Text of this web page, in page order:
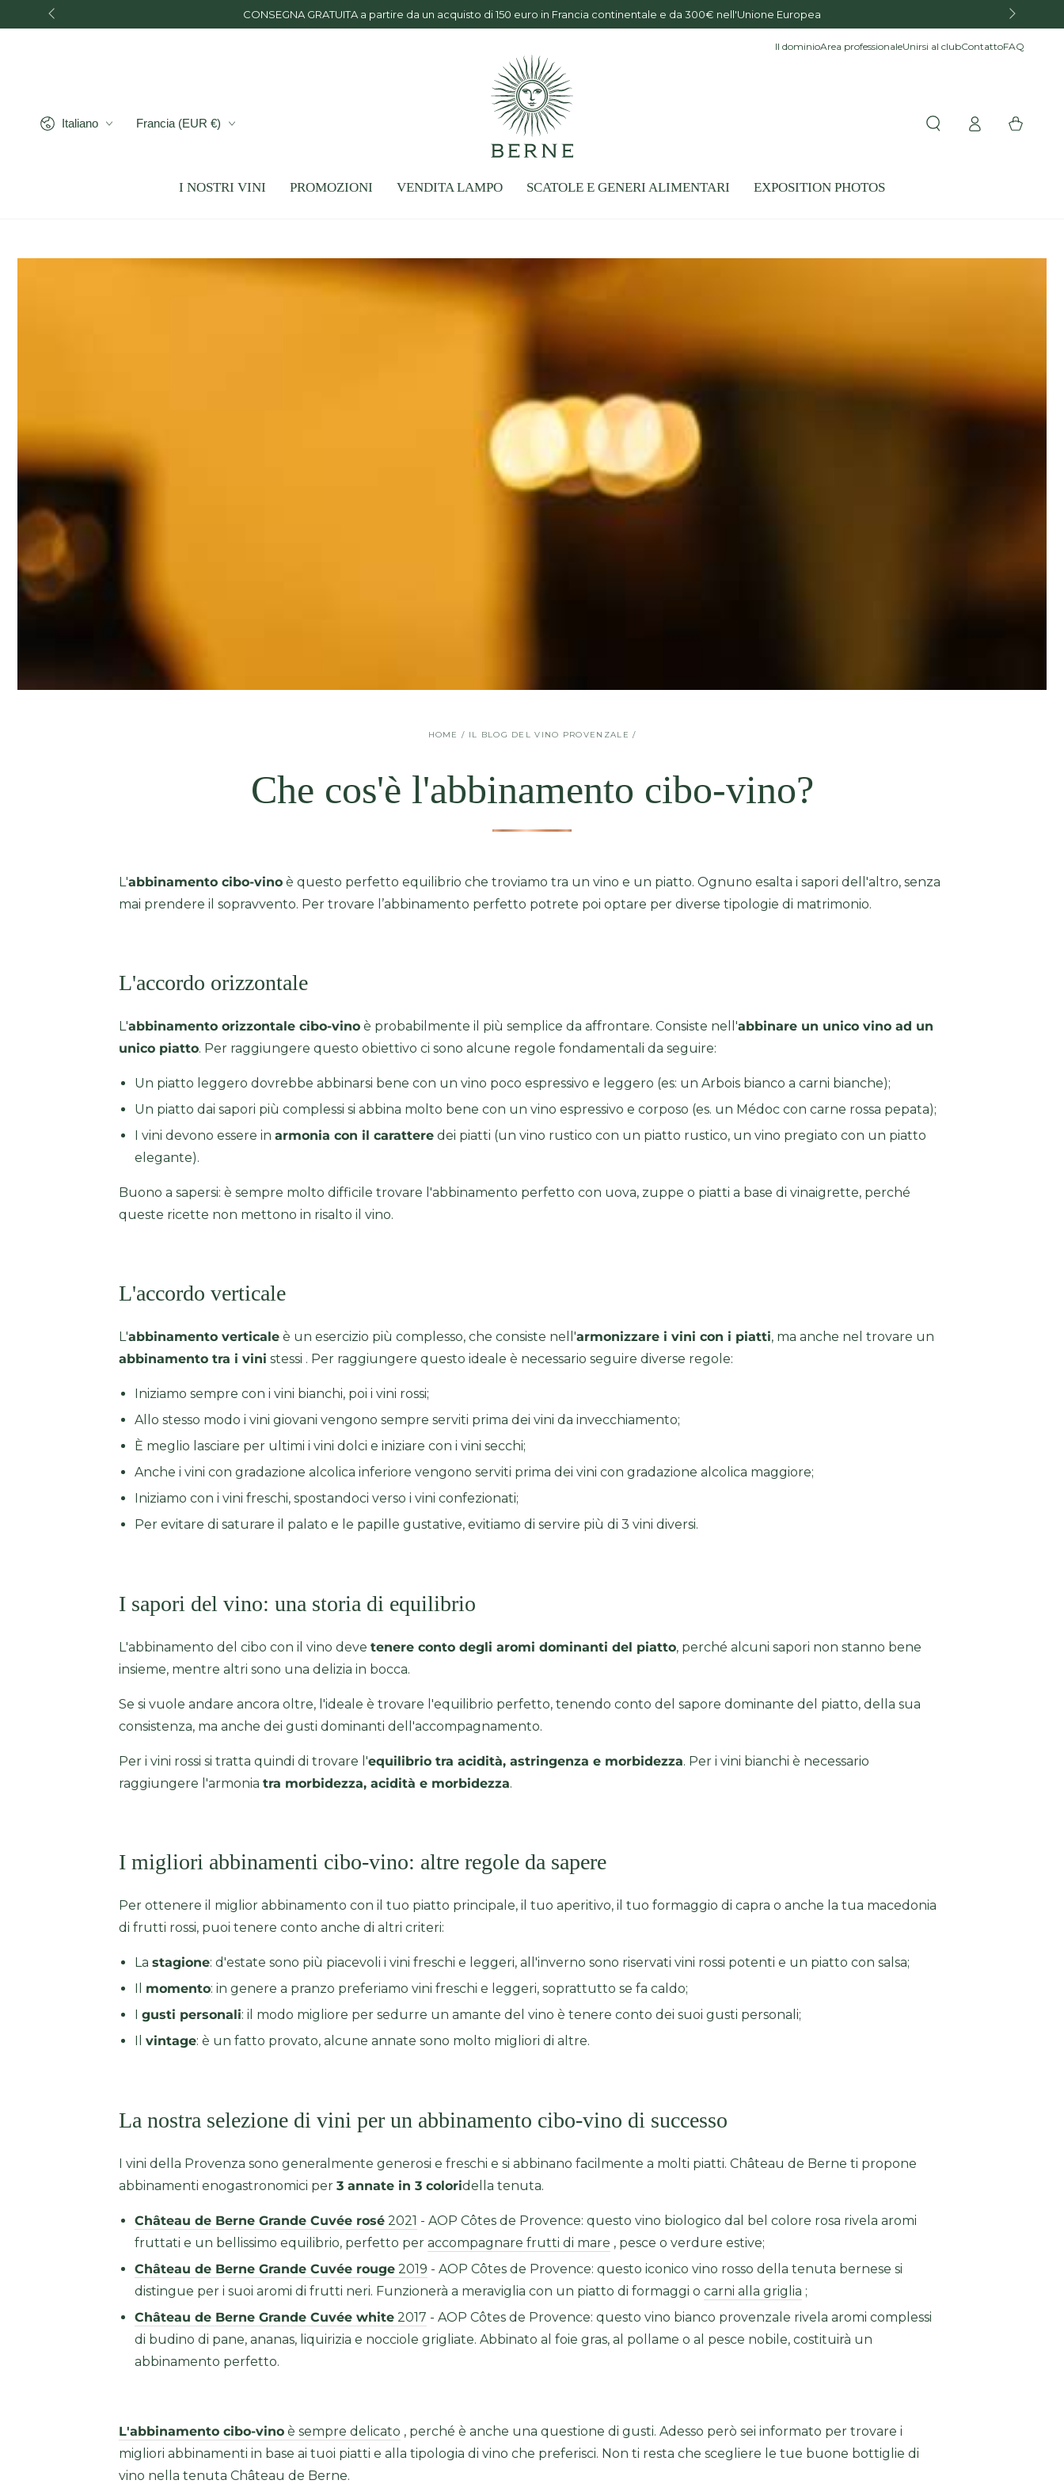
PASSA AL
CONTENUTO
CONSEGNA GRATUITA a partire da un acquisto di 150 euro in Francia continentale e da 300€ nell'Unione Europea
Il dominioArea professionaleUnirsi al clubContattoFAQ
LinguaItaliano
Paese/Area
Francia (EUR €)
I NOSTRI VINI PROMOZIONI VENDITA LAMPO SCATOLE E GENERI ALIMENTARI EXPOSITION PHOTOS
Accesso Carello
HOME / IL BLOG DEL VINO PROVENZALE /
Che cos'è l'abbinamento cibo-vino?
L'abbinamento cibo-vino è questo perfetto equilibrio che troviamo tra un vino e un piatto. Ognuno esalta i sapori dell'altro, senza
mai prendere il sopravvento. Per trovare l’abbinamento perfetto potrete poi optare per diverse tipologie di matrimonio.
L'accordo orizzontale
L'abbinamento orizzontale cibo-vino è probabilmente il più semplice da affrontare. Consiste nell'abbinare un unico vino ad un
unico piatto. Per raggiungere questo obiettivo ci sono alcune regole fondamentali da seguire:
Un piatto leggero dovrebbe abbinarsi bene con un vino poco espressivo e leggero (es: un Arbois bianco a carni bianche);
Un piatto dai sapori più complessi si abbina molto bene con un vino espressivo e corposo (es. un Médoc con carne rossa pepata);
I vini devono essere in armonia con il carattere dei piatti (un vino rustico con un piatto rustico, un vino pregiato con un piatto
elegante).
Buono a sapersi: è sempre molto difficile trovare l'abbinamento perfetto con uova, zuppe o piatti a base di vinaigrette, perché
queste ricette non mettono in risalto il vino.
L'accordo verticale
L'abbinamento verticale è un esercizio più complesso, che consiste nell'armonizzare i vini con i piatti, ma anche nel trovare un
abbinamento tra i vini stessi . Per raggiungere questo ideale è necessario seguire diverse regole:
Iniziamo sempre con i vini bianchi, poi i vini rossi;
Allo stesso modo i vini giovani vengono sempre serviti prima dei vini da invecchiamento;
È meglio lasciare per ultimi i vini dolci e iniziare con i vini secchi;
Anche i vini con gradazione alcolica inferiore vengono serviti prima dei vini con gradazione alcolica maggiore;
Iniziamo con i vini freschi, spostandoci verso i vini confezionati;
Per evitare di saturare il palato e le papille gustative, evitiamo di servire più di 3 vini diversi.
I sapori del vino: una storia di equilibrio
L'abbinamento del cibo con il vino deve tenere conto degli aromi dominanti del piatto, perché alcuni sapori non stanno bene
insieme, mentre altri sono una delizia in bocca.
Se si vuole andare ancora oltre, l'ideale è trovare l'equilibrio perfetto, tenendo conto del sapore dominante del piatto, della sua
consistenza, ma anche dei gusti dominanti dell'accompagnamento.
Per i vini rossi si tratta quindi di trovare l'equilibrio tra acidità, astringenza e morbidezza. Per i vini bianchi è necessario
raggiungere l'armonia tra morbidezza, acidità e morbidezza.
I migliori abbinamenti cibo-vino: altre regole da sapere
Per ottenere il miglior abbinamento con il tuo piatto principale, il tuo aperitivo, il tuo formaggio di capra o anche la tua macedonia
di frutti rossi, puoi tenere conto anche di altri criteri:
La stagione: d'estate sono più piacevoli i vini freschi e leggeri, all'inverno sono riservati vini rossi potenti e un piatto con salsa;
momento: in genere a pranzo preferiamo vini freschi e leggeri, soprattutto se fa caldo;
gusti personali: il modo migliore per sedurre un amante del vino è tenere conto dei suoi gusti personali;
vintage: è un fatto provato, alcune annate sono molto migliori di altre.
La nostra selezione di vini per un abbinamento cibo-vino di successo
I vini della Provenza sono generalmente generosi e freschi e si abbinano facilmente a molti piatti. Château de Berne ti propone
abbinamenti enogastronomici per 3 annate in 3 coloridella tenuta.
Château de Berne Grande Cuvée rosé 2021 - AOP Côtes de Provence: questo vino biologico dal bel colore rosa rivela aromi
fruttati e un bellissimo equilibrio, perfetto per accompagnare frutti di mare , pesce o verdure estive;
Château de Berne Grande Cuvée rouge 2019 - AOP Côtes de Provence: questo iconico vino rosso della tenuta bernese si
distingue per i suoi aromi di frutti neri. Funzionerà a meraviglia con un piatto di formaggi o carni alla griglia ;
Château de Berne Grande Cuvée white 2017 - AOP Côtes de Provence: questo vino bianco provenzale rivela aromi complessi
di budino di pane, ananas, liquirizia e nocciole grigliate. Abbinato al foie gras, al pollame o al pesce nobile, costituirà un
abbinamento perfetto.
L'abbinamento cibo-vino è sempre delicato , perché è anche una questione di gusti. Adesso però sei informato per trovare i
migliori abbinamenti in base ai tuoi piatti e alla tipologia di vino che preferisci. Non ti resta che scegliere le tue buone bottiglie di
vino nella tenuta Château de Berne.